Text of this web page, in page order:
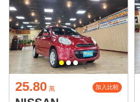
25.80 萬 加入比較